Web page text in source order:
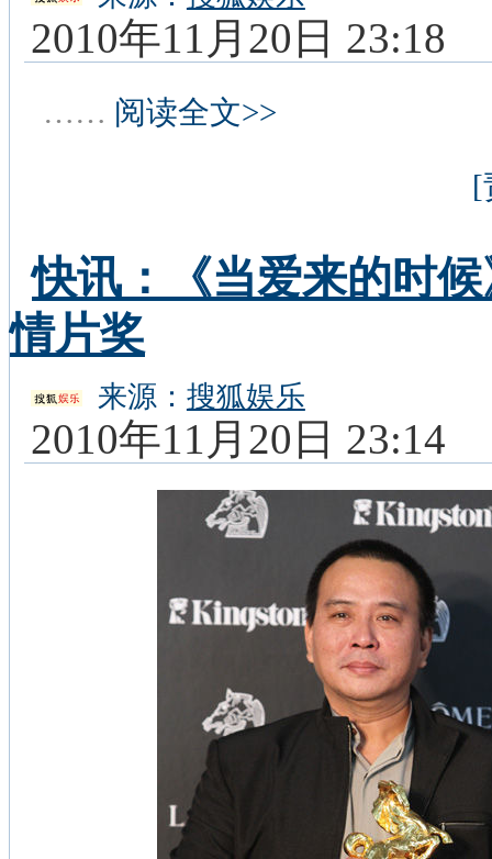
2010年11月20日 23:18
…… 阅读全文>>
[
快讯：《当爱来的时
情片奖
来源： 搜狐娱乐
2010年11月20日 23:14